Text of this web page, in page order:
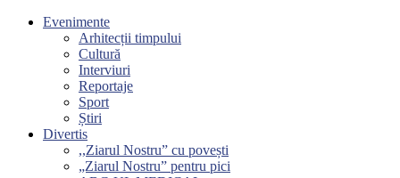
Evenimente
Arhitecții timpului
Cultură
Interviuri
Reportaje
Sport
Știri
Divertis
,,Ziarul Nostru” cu povești
„Ziarul Nostru” pentru pici